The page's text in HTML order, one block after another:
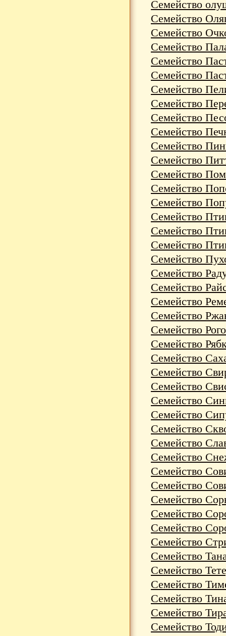
Семейство
Семейство
Семейство
Семейство
Семейство
Семейство
Семейство
Семейство
Семейство
Семейство
Семейство
Семейство
Семейство
Семейство
Семейство
Семейство
Семейство
Семейство
Семейство
Семейство
Семейство
Семейство
Семейство
Семейство
Семейство
Семейство
Семейство
Семейство
Семейство
Семейство
Семейство
Семейство
Семейство
Семейство
Семейство
Семейство
Семейство
Семейство
Семейство
Семейство
Семейство
Семейство
Семейство
Семейство
Семейство